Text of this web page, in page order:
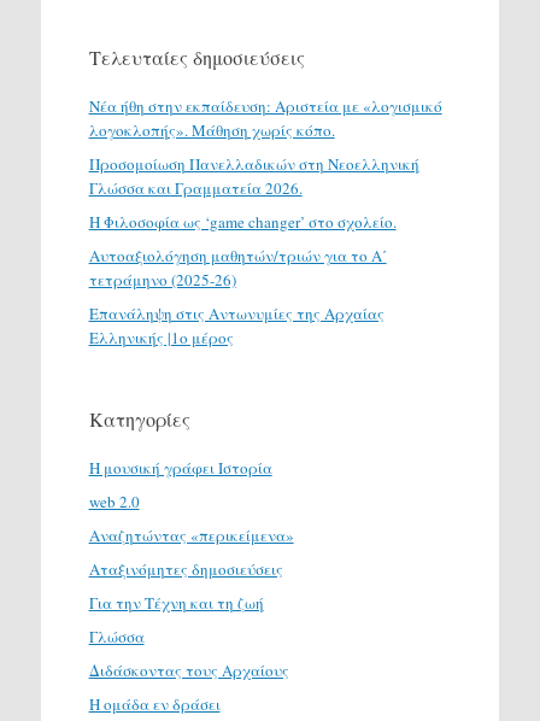
Τελευταίες δημοσιεύσεις
Νέα ήθη στην εκπαίδευση: Αριστεία με «λογισμικό
λογοκλοπής». Μάθηση χωρίς κόπο.
Προσομοίωση Πανελλαδικών στη Νεοελληνική
Γλώσσα και Γραμματεία 2026.
H Φιλοσοφία ως ‘game changer’ στο σχολείο.
Αυτοαξιολόγηση μαθητών/τριών για το Α΄
τετράμηνο (2025-26)
Επανάληψη στις Αντωνυμίες της Αρχαίας
Ελληνικής |1ο μέρος
Κατηγορίες
H μουσική γράφει Ιστορία
web 2.0
Αναζητώντας «περικείμενα»
Αταξινόμητες δημοσιεύσεις
Για την Τέχνη και τη ζωή
Γλώσσα
Διδάσκοντας τους Αρχαίους
Η ομάδα εν δράσει